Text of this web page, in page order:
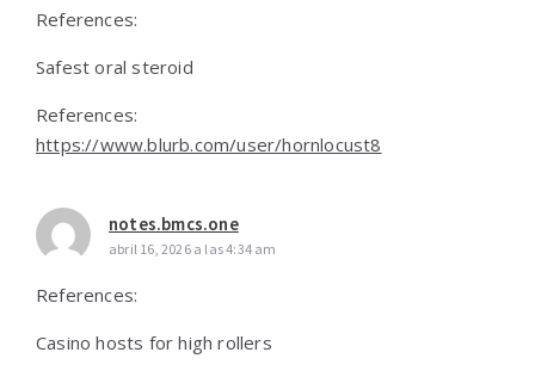
References:
Safest oral steroid
References:
https://www.blurb.com/user/hornlocust8
notes.bmcs.one
abril 16, 2026 a las 4:34 am
References:
Casino hosts for high rollers